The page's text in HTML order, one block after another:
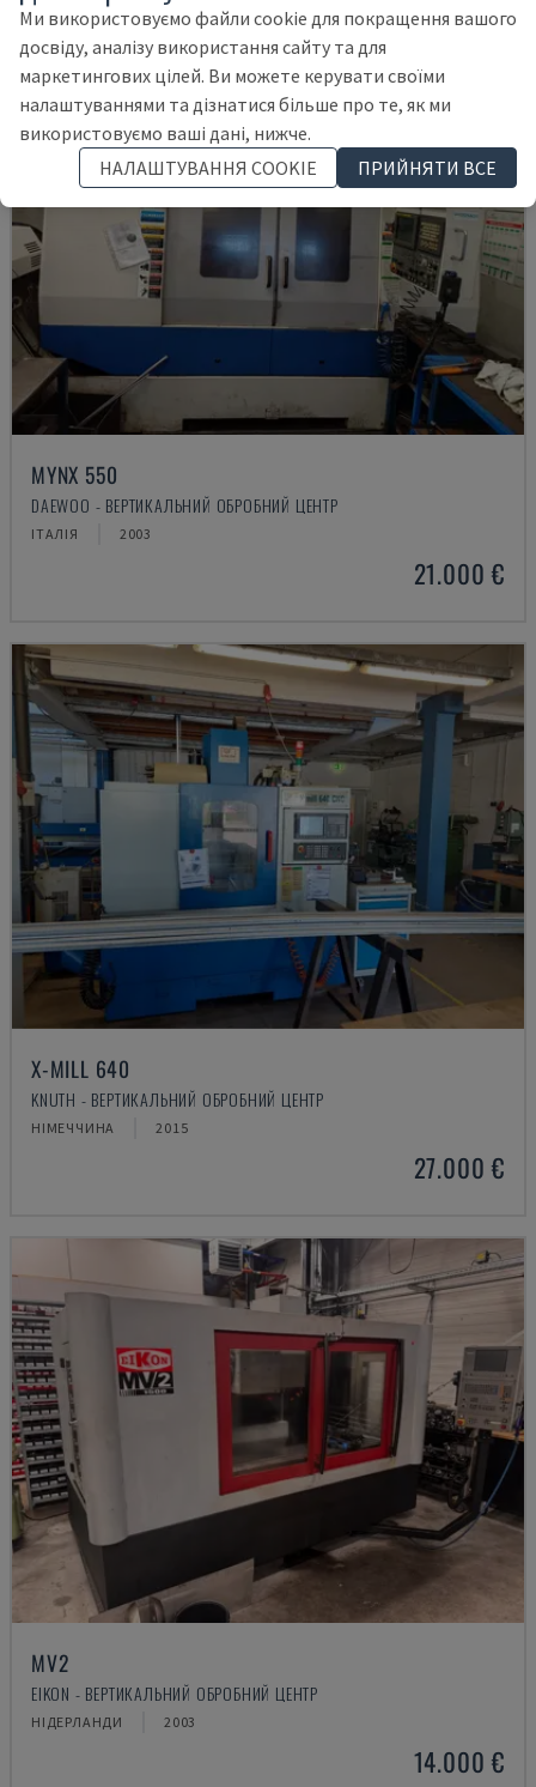
MYNX 550
DAEWOO - ВЕРТИКАЛЬНИЙ ОБРОБНИЙ ЦЕНТР
ІТАЛІЯ 2003
21.000 €
X-MILL 640
KNUTH - ВЕРТИКАЛЬНИЙ ОБРОБНИЙ ЦЕНТР
НІМЕЧЧИНА 2015
27.000 €
MV2
EIKON - ВЕРТИКАЛЬНИЙ ОБРОБНИЙ ЦЕНТР
НІДЕРЛАНДИ 2003
14.000 €
Ми використовуємо файли cookie для покращення вашого
досвіду, аналізу використання сайту та для
маркетингових цілей. Ви можете керувати своїми
налаштуваннями та дізнатися більше про те, як ми
використовуємо ваші дані, нижче.
НАЛАШТУВАННЯ COOKIE
ПРИЙНЯТИ ВСЕ